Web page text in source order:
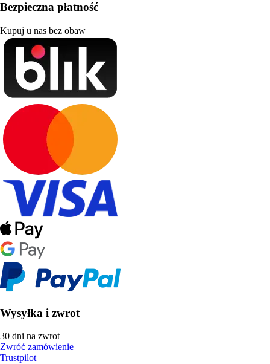
Bezpieczna płatność
Kupuj u nas bez obaw
Wysyłka i zwrot
30 dni na zwrot
Zwróć zamówienie
Trustpilot